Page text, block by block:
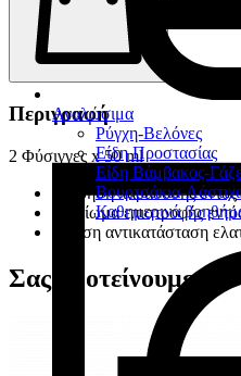
Αναλώσιμα
Ρύγχη-Βελόνες
Είδη Προστασίας
Είδη Βάμβακος-
Βουρτσάκια-
Καθημερινά
Περιγραφή
2 Φύσιγγες x 50 ml
Εγγύηση παράδοσης
Δικαίωμα επιστροφής
Άμεση αντικατάσταση
Σας προτείνουμε